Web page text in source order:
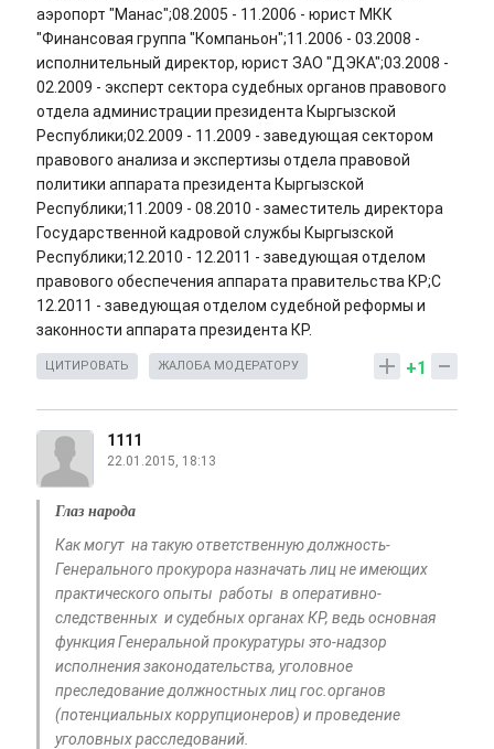
аэропорт "Манас";08.2005 - 11.2006 - юрист МКК
"Финансовая группа "Компаньон";11.2006 - 03.2008 -
исполнительный директор, юрист ЗАО "ДЭКА";03.2008 -
02.2009 - эксперт сектора судебных органов правового
отдела администрации президента Кыргызской
Республики;02.2009 - 11.2009 - заведующая сектором
правового анализа и экспертизы отдела правовой
политики аппарата президента Кыргызской
Республики;11.2009 - 08.2010 - заместитель директора
Государственной кадровой службы Кыргызской
Республики;12.2010 - 12.2011 - заведующая отделом
правового обеспечения аппарата правительства КР;С
12.2011 - заведующая отделом судебной реформы и
законности аппарата президента КР.
+1
ЦИТИРОВАТЬ ЖАЛОБА МОДЕРАТОРУ
1111
22.01.2015, 18:13
Глаз народа
Как могут на такую ответственную должность-
Генерального прокурора назначать лиц не имеющих
практического опыты работы в оперативно-
следственных и судебных органах КР, ведь основная
функция Генеральной прокуратуры это-надзор
исполнения законодательства, уголовное
преследование должностных лиц гос.органов
(потенциальных коррупционеров) и проведение
уголовных расследований.